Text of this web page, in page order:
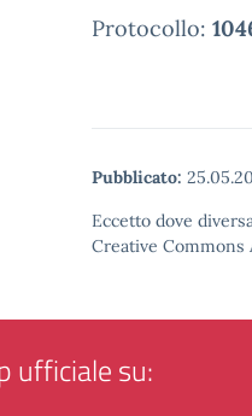
Protocollo:
Pubblicato:
Eccetto dove
Creative
ufficiale su: